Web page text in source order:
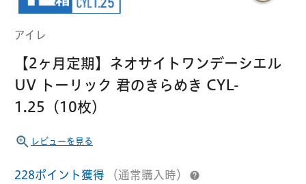
ケア用品
ソフト・使い捨て用
ハード用
オプション品
アイミー
オフテクス HOYA
Myクーポン
ご利用案内
当社について
アイレ
【2ヶ月定期】ネオサイトワンデーシエル
UV トーリック 君のきらめき CYL-
1.25（10枚）
レビューを見る
228ポイント獲得 （通常購入時）